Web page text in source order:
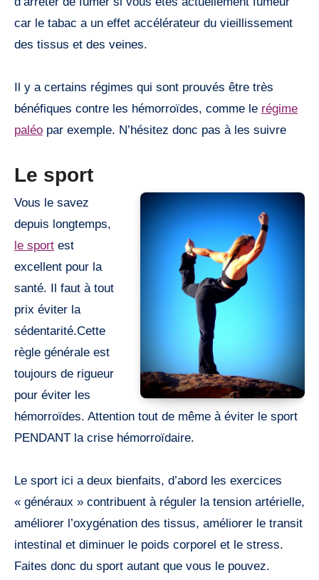
car le tabac a un effet accélérateur du vieillissement
des tissus et des veines.
Il y a certains régimes qui sont prouvés être très
bénéfiques contre les hémorroïdes, comme le régime
paléo par exemple. N’hésitez donc pas à les suivre
Le sport
Vous le savez
depuis longtemps,
le sport est
excellent pour la
santé. Il faut à tout
prix éviter la
sédentarité.Cette
règle générale est
toujours de rigueur
pour éviter les
hémorroïdes. Attention tout de même à éviter le sport
PENDANT la crise hémorroïdaire.
Le sport ici a deux bienfaits, d’abord les exercices
« généraux » contribuent à réguler la tension artérielle,
améliorer l’oxygénation des tissus, améliorer le transit
intestinal et diminuer le poids corporel et le stress.
Faites donc du sport autant que vous le pouvez.